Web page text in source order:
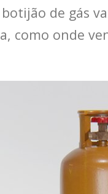
de gás
como onde